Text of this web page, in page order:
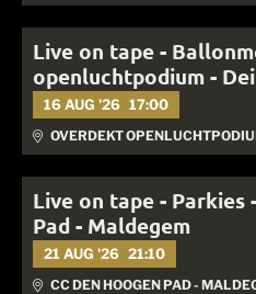
Live on tape -
openluchtpodium -
16 AUG '26 17:00
OVERDEKT
Live on tape - Parkies
Pad - Maldegem
21 AUG '26 21:10
CC DEN HOOGEN PAD -